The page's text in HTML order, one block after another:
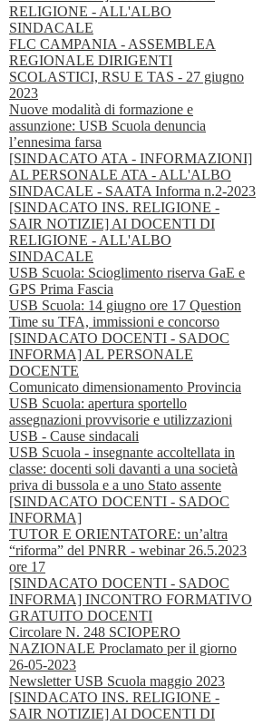
RELIGIONE - ALL'ALBO
SINDACALE
FLC CAMPANIA - ASSEMBLEA
REGIONALE DIRIGENTI
SCOLASTICI, RSU E TAS - 27 giugno
2023
Nuove modalità di formazione e
assunzione: USB Scuola denuncia
l’ennesima farsa
[SINDACATO ATA - INFORMAZIONI]
AL PERSONALE ATA - ALL'ALBO
SINDACALE - SAATA Informa n.2-2023
[SINDACATO INS. RELIGIONE -
SAIR NOTIZIE] AI DOCENTI DI
RELIGIONE - ALL'ALBO
SINDACALE
USB Scuola: Scioglimento riserva GaE e
GPS Prima Fascia
USB Scuola: 14 giugno ore 17 Question
Time su TFA, immissioni e concorso
[SINDACATO DOCENTI - SADOC
INFORMA] AL PERSONALE
DOCENTE
Comunicato dimensionamento Provincia
USB Scuola: apertura sportello
assegnazioni provvisorie e utilizzazioni
USB - Cause sindacali
USB Scuola - insegnante accoltellata in
classe: docenti soli davanti a una società
priva di bussola e a uno Stato assente
[SINDACATO DOCENTI - SADOC
INFORMA]
TUTOR E ORIENTATORE: un’altra
“riforma” del PNRR - webinar 26.5.2023
ore 17
[SINDACATO DOCENTI - SADOC
INFORMA] INCONTRO FORMATIVO
GRATUITO DOCENTI
Circolare N. 248 SCIOPERO
NAZIONALE Proclamato per il giorno
26-05-2023
Newsletter USB Scuola maggio 2023
[SINDACATO INS. RELIGIONE -
SAIR NOTIZIE] AI DOCENTI DI